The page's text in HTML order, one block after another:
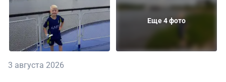
Еще 4 фото
3 августа 2026